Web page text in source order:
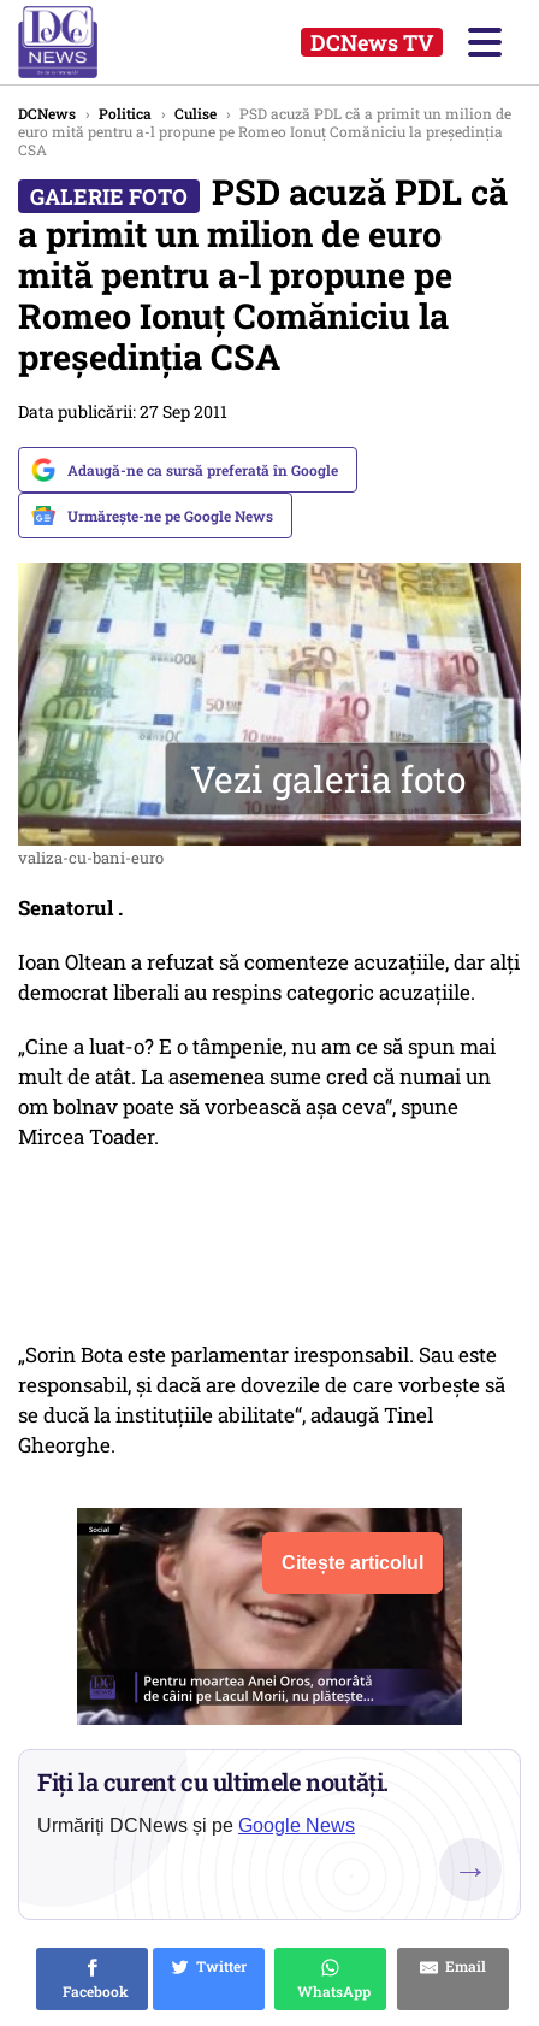
DCNews TV
DCNews › Politica › Culise › PSD acuză PDL că a primit un milion de
euro mită pentru a-l propune pe Romeo Ionuţ Comăniciu la preşedinţia
CSA
PSD acuză PDL că
a primit un milion de euro
mită pentru a-l propune pe
Romeo Ionuţ Comăniciu la
preşedinţia CSA
Data publicării: 27 Sep 2011
Adaugă-ne ca sursă preferată în Google
Urmărește-ne pe Google News
Vezi galeria foto
valiza-cu-bani-euro
Senatorul .
Ioan Oltean a refuzat să comenteze acuzaţiile, dar alţi
democrat liberali au respins categoric acuzaţiile.
„Cine a luat-o? E o tâmpenie, nu am ce să spun mai
mult de atât. La asemenea sume cred că numai un
om bolnav poate să vorbească aşa ceva“, spune
Mircea Toader.
„Sorin Bota este parlamentar iresponsabil. Sau este
responsabil, şi dacă are dovezile de care vorbeşte să
se ducă la instituţiile abilitate“, adaugă Tinel
Gheorghe.
Citește articolul
Fiți la curent cu ultimele noutăți.
Urmăriți DCNews și pe Google News
→
Facebook
Twitter
WhatsApp
Email